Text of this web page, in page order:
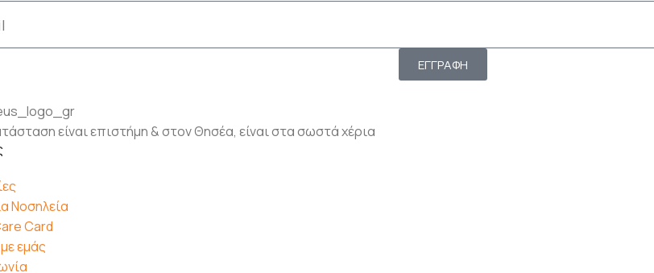
ΕΓΓΡΑΦΗ
είναι επιστήμη & στον Θησέα, είναι στα σωστά χέρια
Νοσηλεία
Card
εμάς